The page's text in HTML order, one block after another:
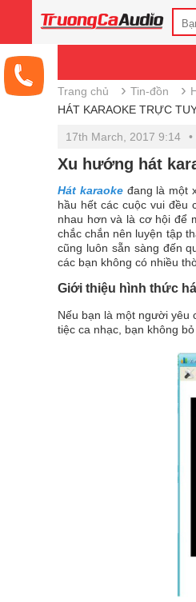
Trang chủ › Tin-đồn ›
HÁT KARAOKE TRỰC
17th March, 2017 9:14 •
Xu hướng hát
Hát karaokeđang là một
hầu hết các cuộc vui đều
nhau hơn và là cơ hội để
chắc chắn nên luyện tập
cũng luôn sẵn sàng đến
các bạn không có nhiều
Giới thiệu hình thức
Nếu bạn là một người yêu
tiệc ca nhạc, bạn không